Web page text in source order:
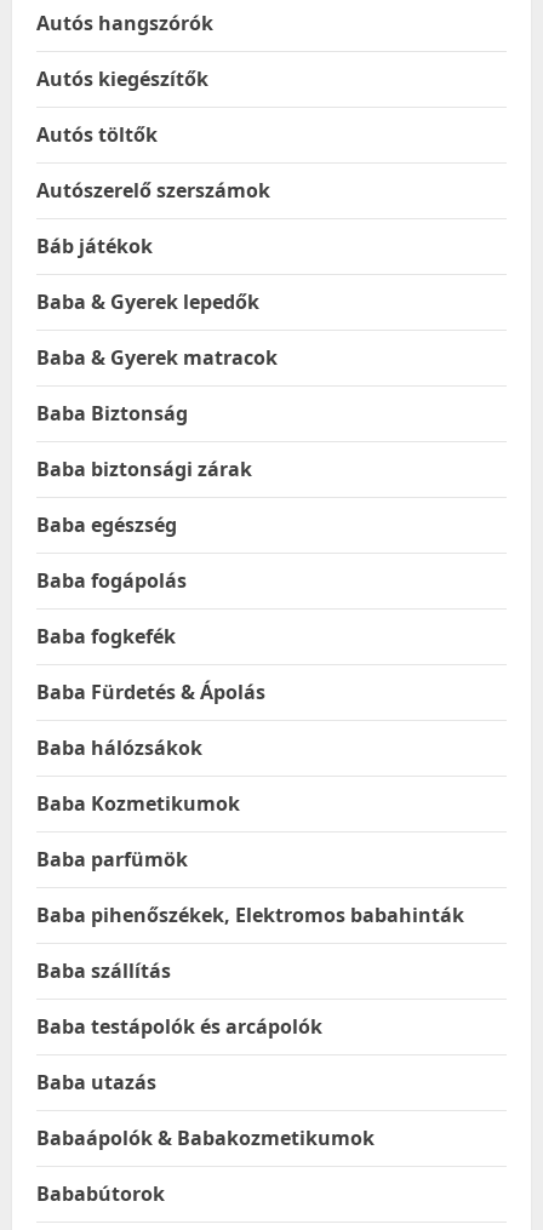
Autós hangszórók
Autós kiegészítők
Autós töltők
Autószerelő szerszámok
Báb játékok
Baba & Gyerek lepedők
Baba & Gyerek matracok
Baba Biztonság
Baba biztonsági zárak
Baba egészség
Baba fogápolás
Baba fogkefék
Baba Fürdetés & Ápolás
Baba hálózsákok
Baba Kozmetikumok
Baba parfümök
Baba pihenőszékek, Elektromos babahinták
Baba szállítás
Baba testápolók és arcápolók
Baba utazás
Babaápolók & Babakozmetikumok
Bababútorok